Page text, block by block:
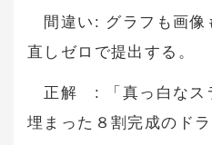
間違い: グラフも画像
直しゼロで提出する。
正解 : 「真っ白なス
埋まった８割完成のド